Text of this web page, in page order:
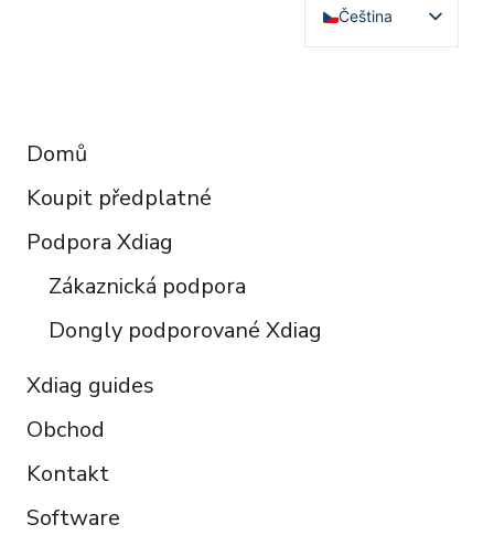
Čeština
English
Domů
Koupit předplatné
Podpora Xdiag
Zákaznická podpora
Dongly podporované Xdiag
Xdiag guides
Obchod
Kontakt
Software